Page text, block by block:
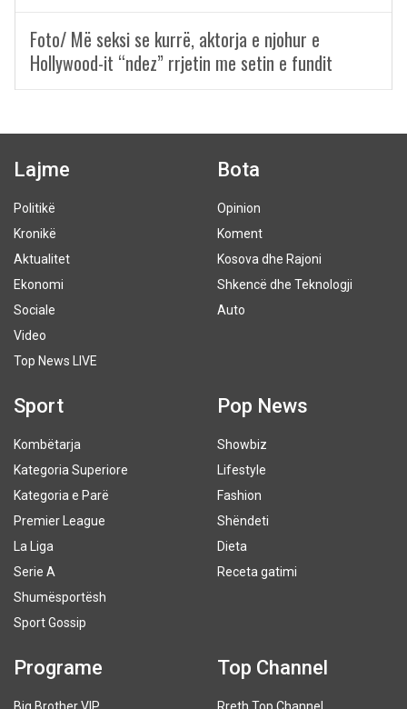
Foto/ Më seksi se kurrë, aktorja e njohur e
Hollywood-it “ndez” rrjetin me setin e fundit
Lajme
Politikë
Kronikë
Aktualitet
Ekonomi
Sociale
Video
Top News LIVE
Bota
Opinion
Koment
Kosova dhe Rajoni
Shkencë dhe Teknologji
Auto
Sport
Kombëtarja
Kategoria Superiore
Kategoria e Parë
Premier League
La Liga
Serie A
Shumësportësh
Sport Gossip
Pop News
Showbiz
Lifestyle
Fashion
Shëndeti
Dieta
Receta gatimi
Programe Top Channel